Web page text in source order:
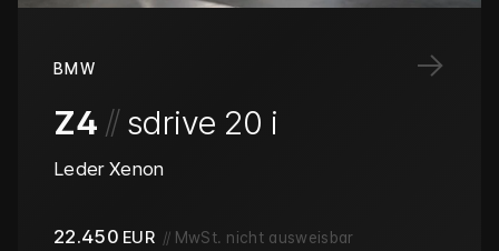
→
BMW
Z4 // sdrive 20 i
Leder Xenon
22.450 EUR // MwSt. nicht ausweisbar